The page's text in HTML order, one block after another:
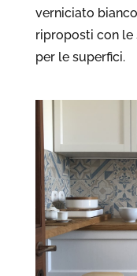
verniciato
riproposti con
per le superfici.